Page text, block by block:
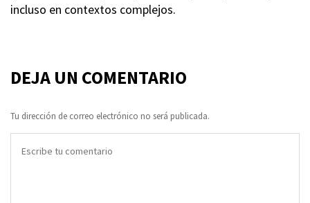
incluso en contextos complejos.
DEJA UN COMENTARIO
Tu dirección de correo electrónico no será publicada.